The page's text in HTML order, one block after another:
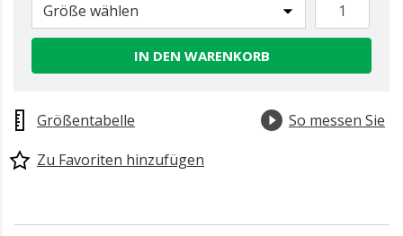
Größe wählen
IN DEN WARENKORB
Größentabelle
So messen Sie
Zu Favoriten hinzufügen